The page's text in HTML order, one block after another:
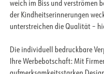
weich im Biss und verströmen
der Kindheitserinnerungen
unterstreichen die Qualität –
Die individuell bedruckbare
Ihre Werbebotschaft: Mit